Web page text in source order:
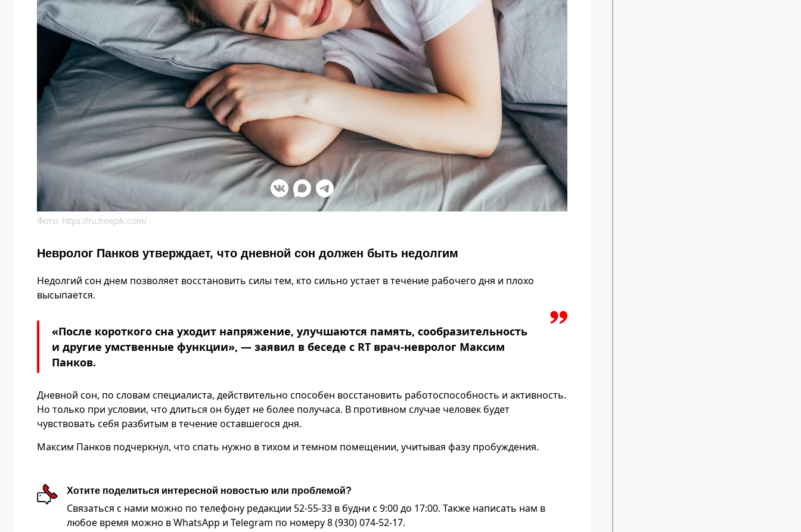
Фото: https://ru.freepik.com/
Невролог Панков утверждает, что дневной сон должен быть недолгим
Недолгий сон днем позволяет восстановить силы тем, кто сильно устает в течение рабочего дня и плохо
высыпается.
«После короткого сна уходит напряжение, улучшаются память, сообразительность
и другие умственные функции», — заявил в беседе с RT врач-невролог Максим
Панков.
Дневной сон, по словам специалиста, действительно способен восстановить работоспособность и активность.
Но только при условии, что длиться он будет не более получаса. В противном случае человек будет
чувствовать себя разбитым в течение оставшегося дня.
Максим Панков подчеркнул, что спать нужно в тихом и темном помещении, учитывая фазу пробуждения.
Хотите поделиться интересной новостью или проблемой?
Связаться с нами можно по телефону редакции 52-55-33 в будни с 9:00 до 17:00. Также написать нам в
любое время можно в WhatsApp и Telegram по номеру 8 (930) 074-52-17.